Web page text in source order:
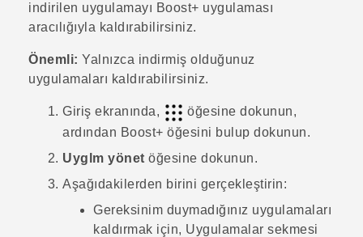
indirilen uygulamayı Boost+ uygulaması
aracılığıyla kaldırabilirsiniz.
Önemli: Yalnızca indirmiş olduğunuz
uygulamaları kaldırabilirsiniz.
Giriş ekranında,
öğesine dokunun,
ardından Boost+ öğesini bulup dokunun.
Uyglm yönet öğesine dokunun.
Aşağıdakilerden birini gerçekleştirin:
Gereksinim duymadığınız uygulamaları
kaldırmak için, Uygulamalar sekmesi